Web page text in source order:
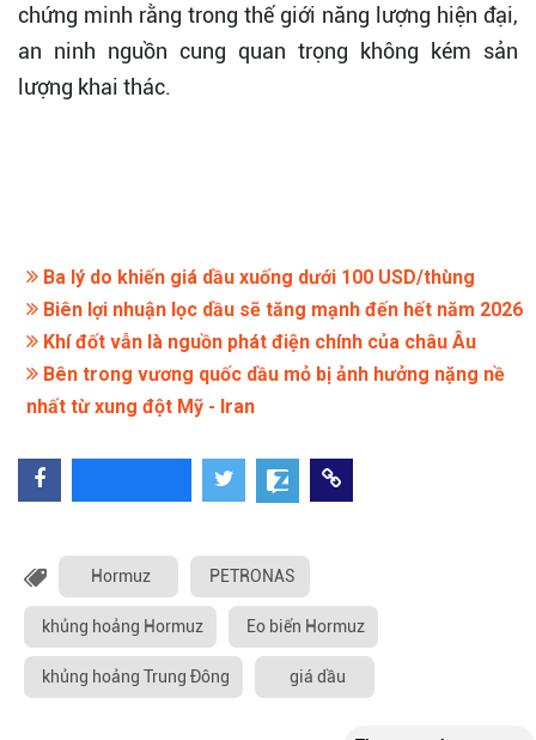
chứng minh rằng trong thế giới năng lượng hiện đại,
an ninh nguồn cung quan trọng không kém sản
lượng khai thác.
Ba lý do khiến giá dầu xuống dưới 100 USD/thùng
Biên lợi nhuận lọc dầu sẽ tăng mạnh đến hết năm 2026
Khí đốt vẫn là nguồn phát điện chính của châu Âu
Bên trong vương quốc dầu mỏ bị ảnh hưởng nặng nề
nhất từ xung đột Mỹ - Iran
Hormuz PETRONAS
khủng hoảng Hormuz Eo biển Hormuz
khủng hoảng Trung Đông giá dầu